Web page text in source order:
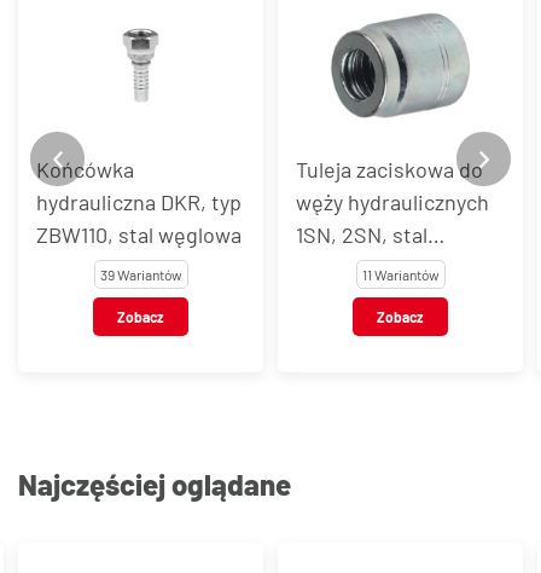
Końcówka
hydrauliczna DKR, typ
ZBW110, stal węglowa
39 Wariantów
Zobacz
Tuleja zaciskowa do
węży hydraulicznych
1SN, 2SN, stal
węglowa, typ Z2TX
11 Wariantów
Zobacz
Najczęściej oglądane